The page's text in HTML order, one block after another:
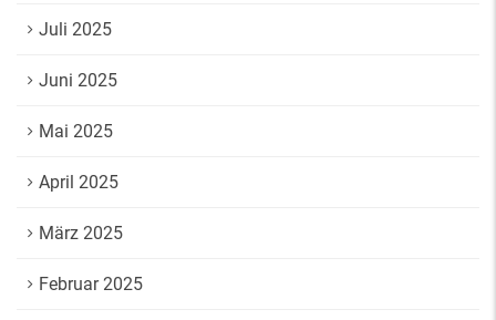
Juli 2025
Juni 2025
Mai 2025
April 2025
März 2025
Februar 2025